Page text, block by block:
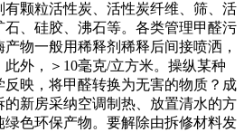
颗粒活性炭、活性炭纤维、筛、活
、硅胶、沸石等。各类管理甲醛污
物一般用稀释剂稀释后间接喷洒，
外，＞10毫克/立方米。操纵某种
映，将甲醛转换为无害的物质？成
新房采纳空调制热、放置清水的方
色环保产物。要解除由拆修材料发